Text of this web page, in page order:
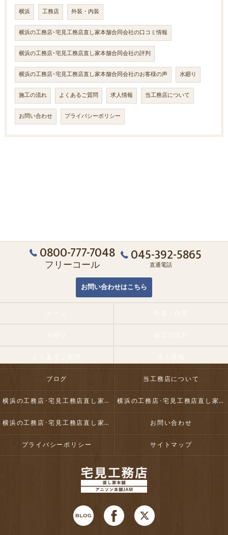
横浜 工務店 外装・内装
横浜の工務店･宅見工務店直し家本舗合同会社の口コミ情報
横浜の工務店･宅見工務店直し家本舗合同会社の評判
横浜の工務店･宅見工務店直し家本舗合同会社のお客様の声 水廻り
施工の流れ よくあるご質問 求人情報 当工務店について
お問い合わせ プライバシーポリシー
0800-777-7048
フリーコール 045-392-5865
直通電話
お問い合わせはこちら
ブログ 当工務店について
横浜の工務店･宅見工務店直し家本舗合同会社の口コミ情報 横浜の工務店･宅見工務店直し家本舗合同会社の評判
横浜の工務店･宅見工務店直し家本舗合同会社のお客様の声 お問い合わせ
プライバシーポリシー サイトマップ